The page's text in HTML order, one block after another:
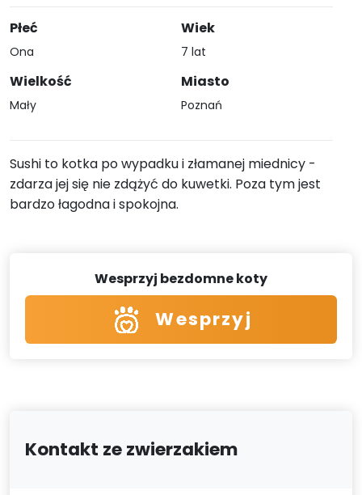
Płeć
Ona
Wielkość
Mały
Wiek
7 lat
Miasto
Poznań
Sushi to kotka po wypadku i złamanej miednicy -
zdarza jej się nie zdążyć do kuwetki. Poza tym jest
bardzo łagodna i spokojna.
Wesprzyj bezdomne koty
Wesprzyj
Kontakt ze zwierzakiem